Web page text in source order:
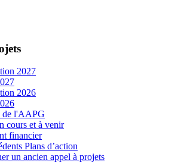
2027
2026
de l'AAPG
cours et à venir
financier
Plans d’action
un ancien appel à projets